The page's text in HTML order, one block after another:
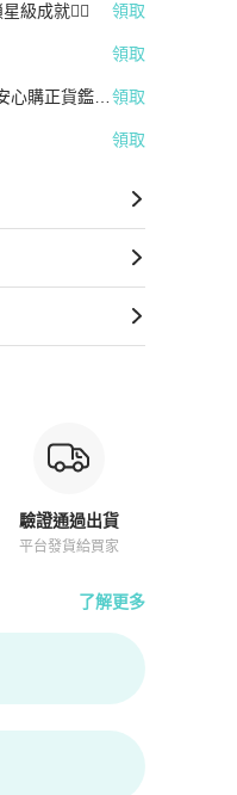
級成就👆🏻 領取
領取
心購正貨鑑
領取
領取
驗證通過出貨
平台發貨給買家
了解更多
介紹